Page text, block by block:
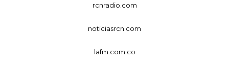
rcnradio.com
noticiasrcn.com
lafm.com.co